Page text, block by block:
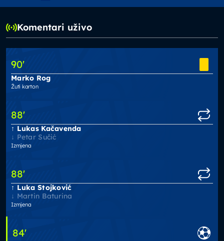
Komentari uživo
90'
Marko Rog
Žuti karton
88'
Lukas Kačavenda
Petar Sučić
Izmjena
88'
Luka Stojković
Martin Baturina
Izmjena
84'